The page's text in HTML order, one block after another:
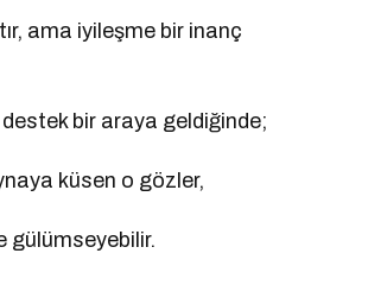
ama iyileşme bir inanç
bir araya geldiğinde;
küsen o gözler,
gülümseyebilir.